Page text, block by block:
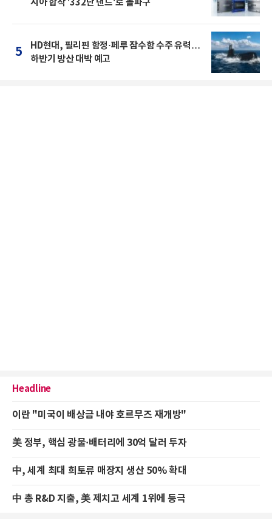
시아 합작 '332단 낸드'로 돌파구
5
HD현대, 필리핀 함정·페루 잠수함 수주 유력…
하반기 방산 대박 예고
Headline
이란 "미국이 배상금 내야 호르무즈 재개방"
美 정부, 핵심 광물·배터리에 30억 달러 투자
中, 세계 최대 희토류 매장지 생산 50% 확대
中 총 R&D 지출, 美 제치고 세계 1위에 등극